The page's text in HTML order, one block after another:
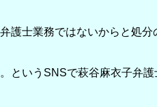
護士業務ではないからと処分
というSNSで萩谷麻衣子弁